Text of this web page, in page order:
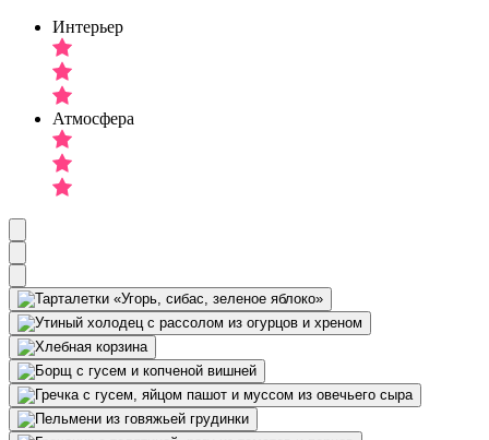
Интерьер
Атмосфера